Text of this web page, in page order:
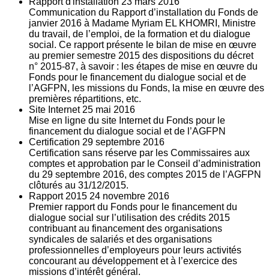
Communication du Rapport d’installation du Fonds de
janvier 2016 à Madame Myriam EL KHOMRI, Ministre
du travail, de l’emploi, de la formation et du dialogue
social. Ce rapport présente le bilan de mise en œuvre
au premier semestre 2015 des dispositions du décret
n° 2015-87, à savoir : les étapes de mise en œuvre du
Fonds pour le financement du dialogue social et de
l’AGFPN, les missions du Fonds, la mise en œuvre des
premières répartitions, etc.
Site Internet 25 mai 2016
Mise en ligne du site Internet du Fonds pour le
financement du dialogue social et de l’AGFPN
Certification 29 septembre 2016
Certification sans réserve par les Commissaires aux
comptes et approbation par le Conseil d’administration
du 29 septembre 2016, des comptes 2015 de l’AGFPN
clôturés au 31/12/2015.
Rapport 2015 24 novembre 2016
Premier rapport du Fonds pour le financement du
dialogue social sur l’utilisation des crédits 2015
contribuant au financement des organisations
syndicales de salariés et des organisations
professionnelles d’employeurs pour leurs activités
concourant au développement et à l’exercice des
missions d’intérêt général.